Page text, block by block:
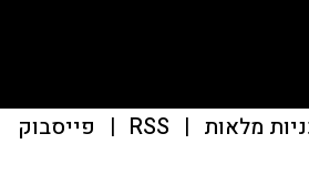
מלאות |
RSS
| פייסבוק